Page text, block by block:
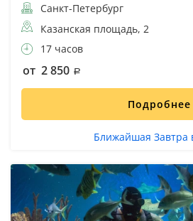
Санкт-Петербург
Казанская площадь, 2
17 часов
от 2 850
Подробнее
Ближайшая Завтра